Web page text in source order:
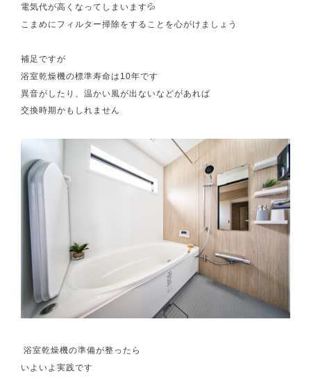
電気代が高くなってしまいます💦
こまめにフィルター掃除をすることを心がけましょう
補足ですが
浴室乾燥機の標準寿命は10年です
異音がしたり、温かい風が出ないなどがあれば
交換時期かもしれません
浴室乾燥機の準備が整ったら
いよいよ実践です